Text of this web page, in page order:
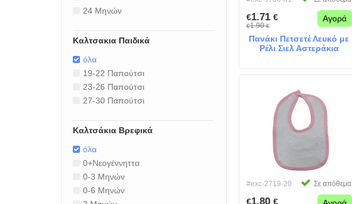
€1.71 €
€1.90€
Αγορά
Πανάκι Πετσετέ Λευκό με
Ρέλι Σιελ Αστεράκια
#exc-2719-20 Σε απόθεμα
€1.80 €
24 Μηνών
Καλτσακια Παιδικά
όλα
19-22 Παπούτσι
23-26 Παπούτσι
27-30 Παπούτσι
Καλτσάκια Βρεφικά
όλα
0+Νεογέννηττα
0-3 Μηνών
0-6 Μηνών